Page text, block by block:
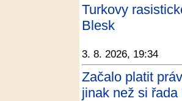
Turkovy
Blesk
3. 8. 2026, 19:34
Začalo platit
jinak než si